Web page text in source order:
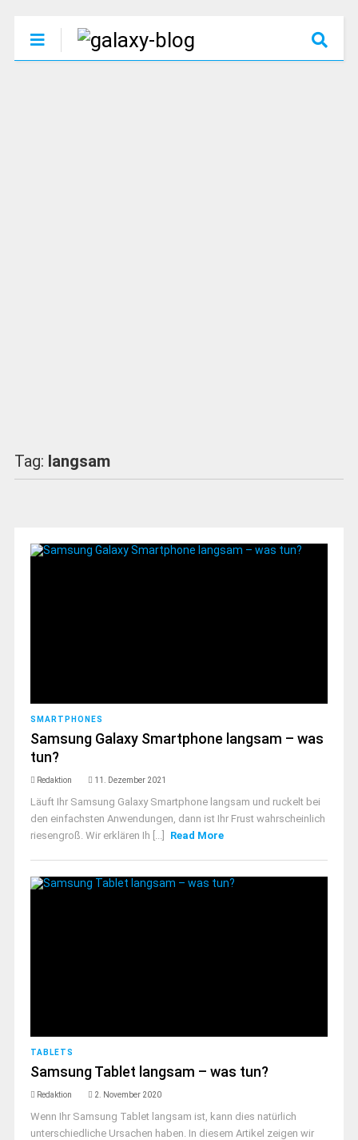
Tag: langsam
SMARTPHONES
Samsung Galaxy Smartphone langsam – was
tun?
Redaktion 11. Dezember 2021
Läuft Ihr Samsung Galaxy Smartphone langsam und ruckelt bei
den einfachsten Anwendungen, dann ist Ihr Frust wahrscheinlich
riesengroß. Wir erklären Ih [...]
Read More
TABLETS
Samsung Tablet langsam – was tun?
Redaktion 2. November 2020
Wenn Ihr Samsung Tablet langsam ist, kann dies natürlich
unterschiedliche Ursachen haben. In diesem Artikel zeigen wir